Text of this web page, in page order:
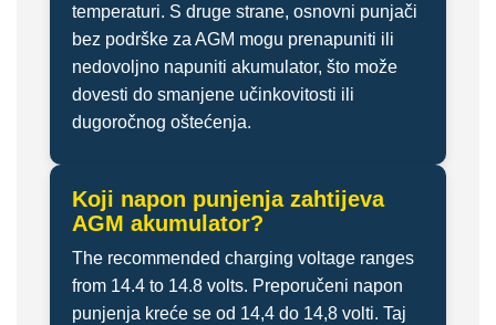
temperaturi. S druge strane, osnovni punjači
bez podrške za AGM mogu prenapuniti ili
nedovoljno napuniti akumulator, što može
dovesti do smanjene učinkovitosti ili
dugoročnog oštećenja.
Koji napon punjenja zahtijeva
AGM akumulator?
The recommended charging voltage ranges
from 14.4 to 14.8 volts. Preporučeni napon
punjenja kreće se od 14,4 do 14,8 volti. Taj